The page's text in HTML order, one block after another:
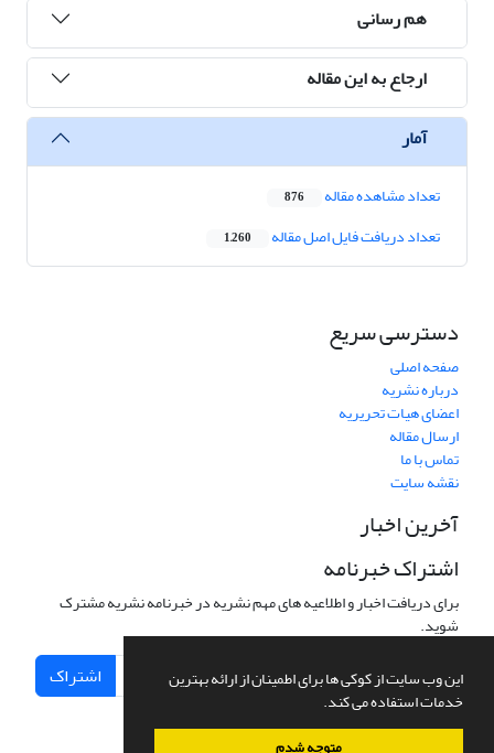
این وب سایت از کوکی ها برای اطمینان از ارائه بهترین
خدمات استفاده می کند.
متوجه شدم
هم رسانی
ارجاع به این مقاله
آمار
تعداد مشاهده مقاله 876
تعداد دریافت فایل اصل مقاله 1,260
دسترسی سریع
صفحه اصلی
درباره نشریه
اعضای هیات تحریریه
ارسال مقاله
تماس با ما
نقشه سایت
آخرین اخبار
اشتراک خبرنامه
برای دریافت اخبار و اطلاعیه های مهم نشریه در خبرنامه نشریه مشترک
شوید.
اشتراک